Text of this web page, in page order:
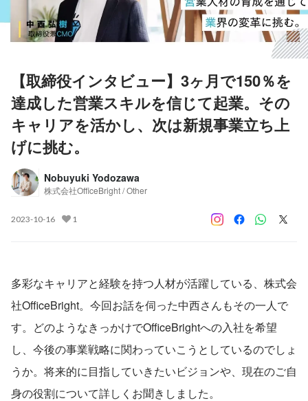
【取締役インタビュー】3ヶ月で150％を
達成した営業スキルを信じて起業。その
キャリアを活かし、次は新規事業立ち上
げに挑む。
Nobuyuki Yodozawa
株式会社OfficeBright / Other
2023-10-16 1
多彩なキャリアと経験を持つ人材が活躍している、株式会
社OfficeBright。今回お話を伺った中西さんもその一人で
す。どのようなきっかけでOfficeBrightへの入社を希望
し、今後の事業戦略に関わっていこうとしているのでしょ
うか。将来的に目指していきたいビジョンや、現在のご自
身の役割について詳しくお聞きしました。